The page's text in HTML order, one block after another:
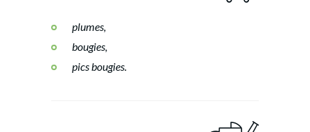
plumes,
bougies,
pics bougies.